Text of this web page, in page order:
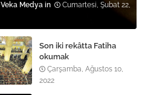
Veka Medya
Cumartesi, Şubat 22,
Son iki rekâtta Fatiha
okumak
Çarşamba, Ağustos 10,
2022